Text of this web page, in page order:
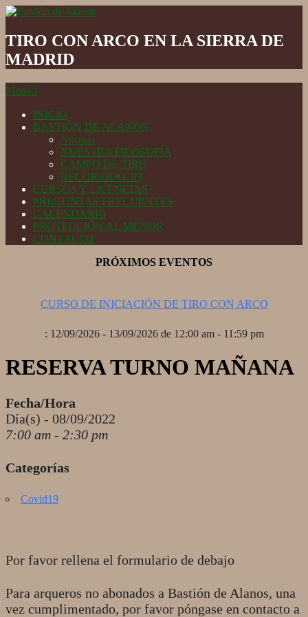
Skip
content
de
Alanos
TIRO CON ARCO EN LA SIERRA DE
MADRID
Secondary
Menu
Menu
INICIO
BASTIÓN DE ALANOS
Normas
NUESTRA FILOSOFÍA
CAMPO DE TIRO
RECORRIDO 3D
CURSOS Y LICENCIAS
PREGUNTAS FRECUENTES
CALENDARIO
PROTECCIÓN AL MENOR
CONTACTO
PRÓXIMOS EVENTOS
CURSO DE INICIACIÓN DE TIRO CON ARCO
: 12/09/2026 - 13/09/2026 de 12:00 am - 11:59 pm
RESERVA TURNO MAÑANA
Fecha/Hora
Día(s) - 08/09/2022
7:00 am - 2:30 pm
Categorías
Covid19
Por favor rellena el formulario de debajo
Para arqueros no abonados a Bastión de Alanos, una
vez cumplimentado, por favor póngase en contacto a